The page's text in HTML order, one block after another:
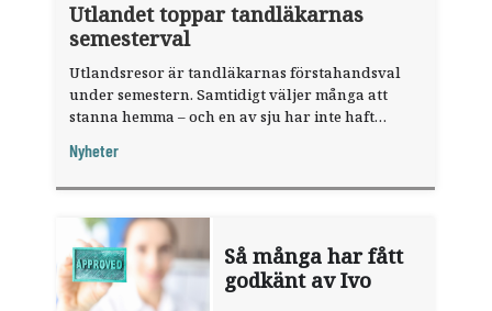
Utlandet toppar tandläkarnas
semesterval
Utlandsresor är tandläkarnas förstahandsval
under semestern. Samtidigt väljer många att
stanna hemma – och en av sju har inte haft
fråga".
Nyheter
Så många har fått
godkänt av Ivo